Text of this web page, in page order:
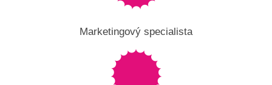
Marketingový specialista